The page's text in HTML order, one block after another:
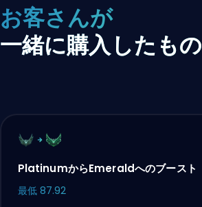
お客さんが
一緒に購入したもの
PlatinumからEmeraldへのブースト
最低 87.92